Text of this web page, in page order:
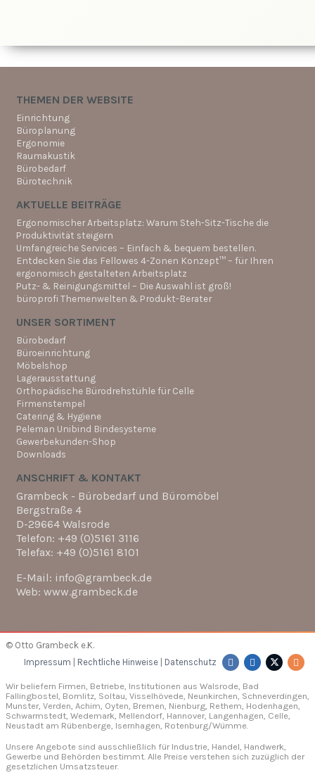
THEMEN DER WEBSITE
Einrichtung
Büroplanung
Ergonomie
Raumakustik
Bürobedarf
Bürotechnik
AKTUELLE BEITRÄGE
Ergonomischer Arbeitsplatz: Warum Steh-Sitz-Tische die
Produktivität steigern
Umfangreiche Services – Einfach & bequem bestellen.
Entdecken Sie das Fellowes 4-Zonen Konzept™ – für Ihren
ergonomisch gestalteten Arbeitsplatz
Putz- & Reinigungsmittel – Die Auswahl ist groß!
büroprofi Themenwelten & Produkt-Berater
UNSER SORTIMENT
Bürobedarf
Büroeinrichtung
Möbelshop
Lagerausstattung
Orthopädische Bürodrehstühle für Celle
Firmenstempel
Catering & Hygiene
Peleman Unibind Bindesysteme
Gewerbekunden-Shop
Downloads
ANSCHRIFT & KONTAKT
Grambeck - Bürobedarf und Büromöbel
Bergstraße 4
D-29664 Walsrode
Telefon: +49 (0)5161 3116
Telefax: +49 (0)5161 8101
E-Mail: info@grambeck.de
Web: www.grambeck.de
© Otto Grambeck e.K.
Impressum
Rechtliche Hinweise Datenschutz
Wir beliefern Firmen, Betriebe, Institutionen aus Walsrode, Bad
Fallingbostel, Bomlitz, Soltau, Visselhövede, Neunkirchen, Schneverdingen,
Munster, Verden, Achim, Oyten, Bremen, Nienburg, Rethem, Hodenhagen,
Schwarmstedt, Wedemark, Mellendorf, Hannover, Langenhagen, Celle,
Neustadt am Rübenberge, Isernhagen, Rotenburg/Wümme.
Unsere Angebote sind ausschließlich für Industrie, Handel, Handwerk,
Gewerbe und Behörden bestimmt. Alle Preise verstehen sich zuzüglich der
gesetzlichen Umsatzsteuer.